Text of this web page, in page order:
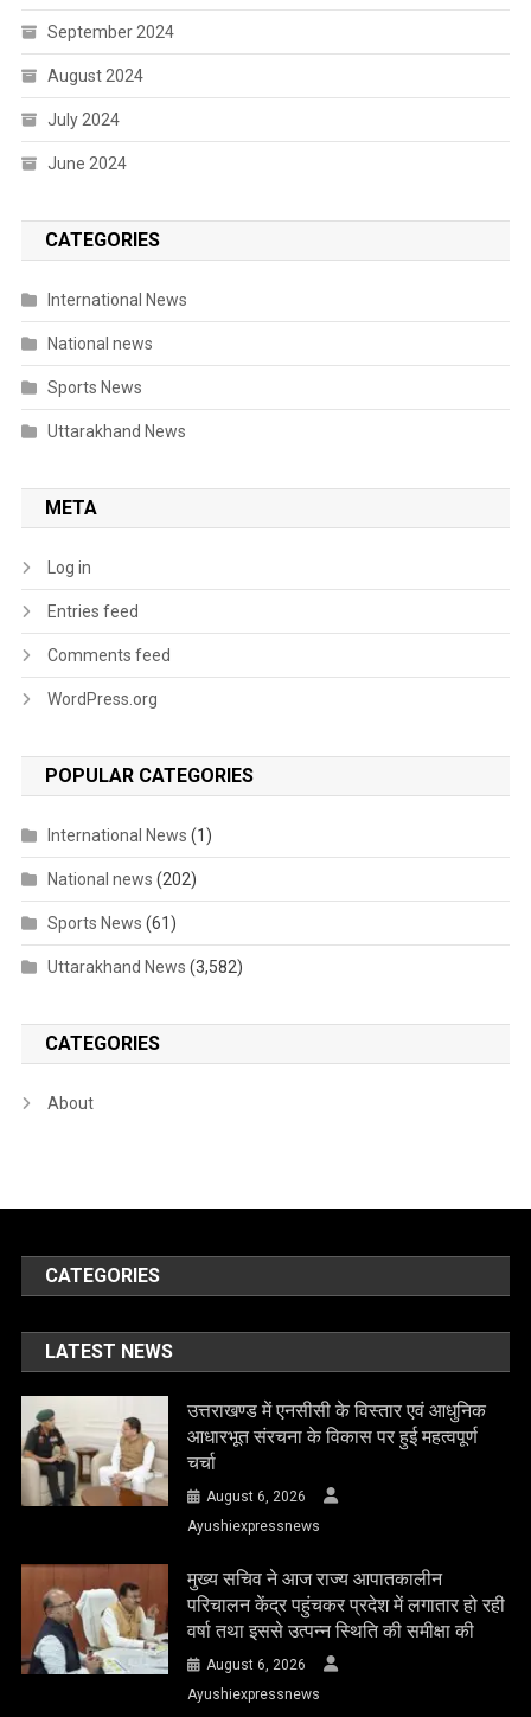
September 2024
August 2024
July 2024
June 2024
CATEGORIES
International News
National news
Sports News
Uttarakhand News
META
Log in
Entries feed
Comments feed
WordPress.org
POPULAR CATEGORIES
International News (1)
National news (202)
Sports News (61)
Uttarakhand News (3,582)
CATEGORIES
About
CATEGORIES
LATEST NEWS
उत्तराखण्ड में एनसीसी के विस्तार एवं आधुनिक
आधारभूत संरचना के विकास पर हुई महत्वपूर्ण
चर्चा
August 6, 2026
Ayushiexpressnews
मुख्य सचिव ने आज राज्य आपातकालीन
परिचालन केंद्र पहुंचकर प्रदेश में लगातार हो रही
वर्षा तथा इससे उत्पन्न स्थिति की समीक्षा की
August 6, 2026
Ayushiexpressnews